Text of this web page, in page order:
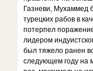
Газневи, Мухаммед
турецких рабов в
потерпел
лидером
был тяжело ранен
следующем году на